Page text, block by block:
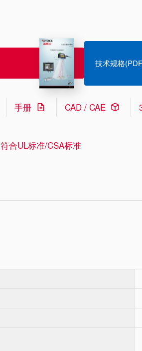
技术规格
手册 CAD / CAE
符合UL标准/CSA标准